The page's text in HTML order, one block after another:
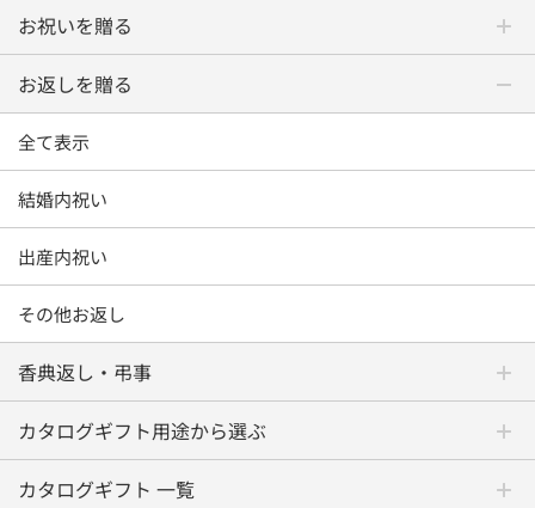
お祝いを贈る
お返しを贈る
全て表示
結婚内祝い
出産内祝い
その他お返し
香典返し・弔事
カタログギフト用途から選ぶ
カタログギフト 一覧